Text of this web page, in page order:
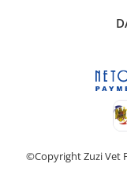
©Copyright Zuzi Vet